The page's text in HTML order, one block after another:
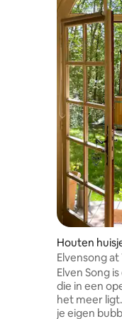
Houten
Elvensong
honden
Elven Song
die in een
het meer
je eigen